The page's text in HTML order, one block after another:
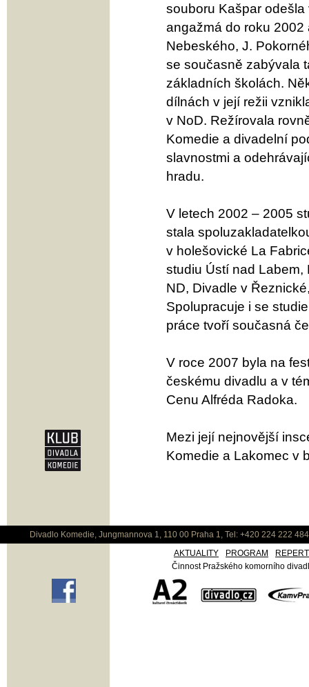
souboru Kašpar
angažmá do roku
Nebeského, J.
se současně zabývala
základních školách.
dílnách v její režii
v NoD. Režírovala
Komedie a divadelní
slavnostmi a
hradu.
V letech 2002 – 2005
stala
v holešovické La
studiu Ústí nad Labem,
ND, Divadle v
Spolupracuje i se
práce tvoří současná
V roce 2007 byla na
českému divadlu a v
Cenu Alfréda Radoka.
Mezi její nejnovější
Komedie a Lakomec v
Divadlo Komedie, Jungmannova 1, 110 00 Praha 1, Tel: +420 224 222
AKTUALITY
PROGRAM
Činnost Pražského komorního